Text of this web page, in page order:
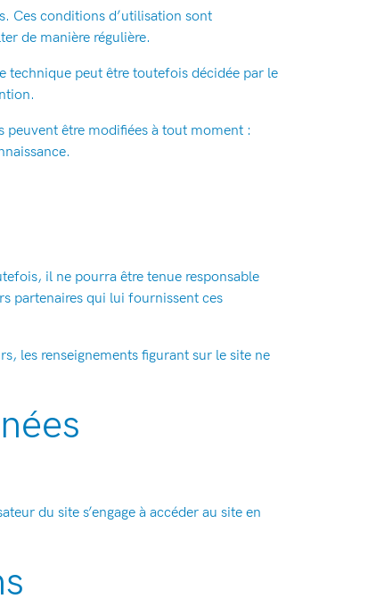
Ces conditions d’utilisation sont
de manière régulière.
technique peut être toutefois décidée par le
peuvent être modifiées à tout moment :
il ne pourra être tenue responsable
partenaires qui lui fournissent ces
les renseignements figurant sur le site ne
du site s’engage à accéder au site en